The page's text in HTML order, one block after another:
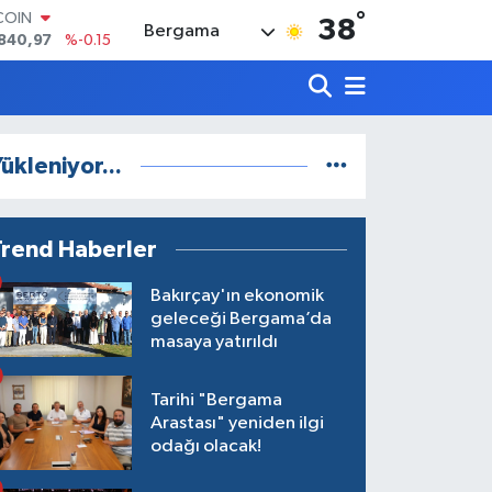
%0.18
%0
%-14
%-0.15
Bergama 38°
Haberler
Bakırçay'ın ekonomik
geleceği Bergama’da
masaya yatırıldı
Tarihi "Bergama
Arastası" yeniden ilgi
odağı olacak!